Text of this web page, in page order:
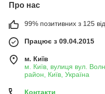
Про нас
99% позитивних з 125
Працює з 09.04.2015
м. Київ
м. Київ, вулиця вул.
район, Київ, Україна
Контакти